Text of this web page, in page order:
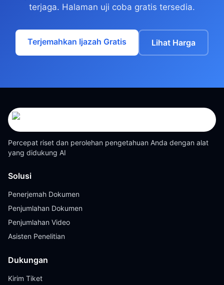
terjaga. Halaman uji coba gratis tersedia.
Terjemahkan Ijazah Gratis Lihat Harga
Percepat riset dan perolehan pengetahuan Anda dengan alat
yang didukung AI
Solusi
Penerjemah Dokumen
Penjumlahan Dokumen
Penjumlahan Video
Asisten Penelitian
Dukungan
Kirim Tiket